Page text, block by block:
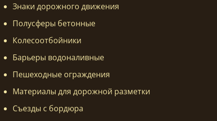
Знаки дорожного движения
Полусферы бетонные
Колесоотбойники
Барьеры водоналивные
Пешеходные ограждения
Материалы для дорожной разметки
Съезды с бордюра